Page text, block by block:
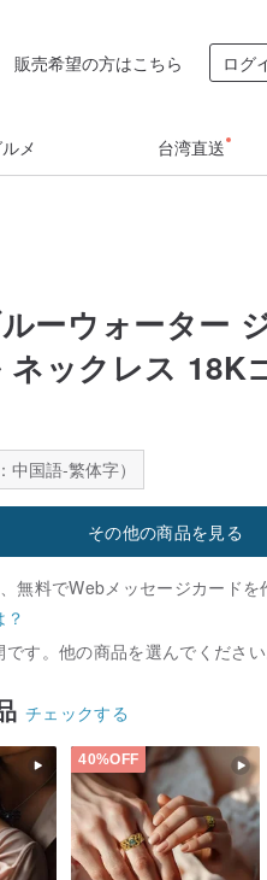
販売希望の方はこちら ログ
メ 台湾直送
ーウォーター
ネックレス 18K
中国語-繁体字）
その他の商品を見る
無料でWebメッセージカードを
す。他の商品を選んでください
チェックする
40%OFF